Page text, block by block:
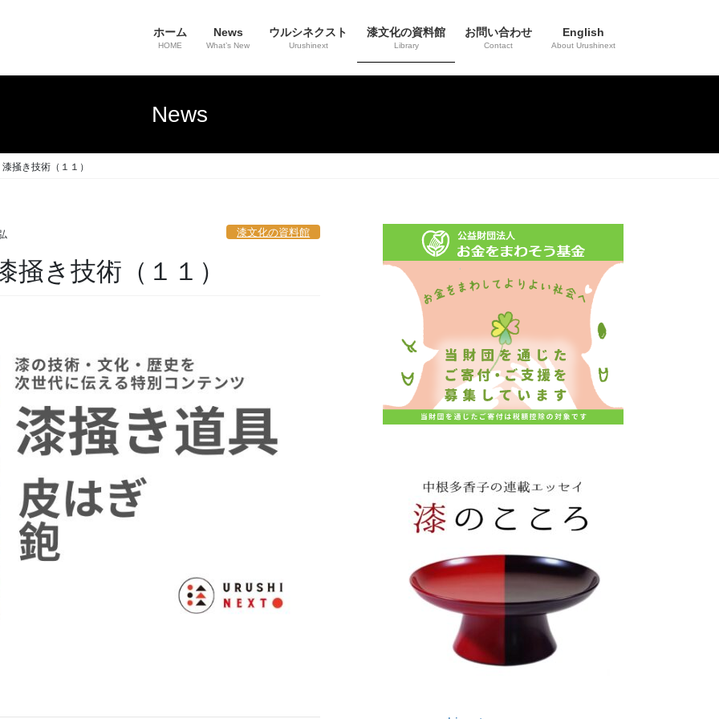
ホーム
HOME
News
What’s New
ウルシネクスト
Urushinext
漆文化の資料館
Library
お問い合わせ
Contact
English
About Urushinext
News
掻き技術（１１）
漆文化の資料館
き技術（１１）